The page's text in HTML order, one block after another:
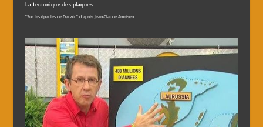
La tectonique des plaques
"Sur les épaules de Darwin" d'après Jean-Claude Ameisen